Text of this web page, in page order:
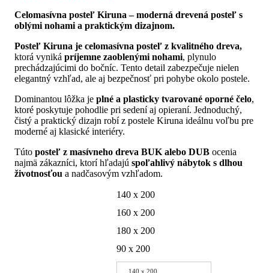
865.00€
through
136.00€
Celomasívna posteľ Kiruna – moderná drevená posteľ s
oblými nohami a praktickým dizajnom.
Posteľ Kiruna je celomasívna posteľ z kvalitného dreva,
ktorá vyniká príjemne zaoblenými nohami, plynulo
prechádzajúcimi do bočníc. Tento detail zabezpečuje nielen
elegantný vzhľad, ale aj bezpečnosť pri pohybe okolo postele.
Dominantou lôžka je plné a plasticky tvarované oporné čelo,
ktoré poskytuje pohodlie pri sedení aj opieraní. Jednoduchý,
čistý a praktický dizajn robí z postele Kiruna ideálnu voľbu pre
moderné aj klasické interiéry.
Túto posteľ z masívneho dreva BUK alebo DUB ocenia
najmä zákazníci, ktorí hľadajú spoľahlivý nábytok s dlhou
životnosťou a nadčasovým vzhľadom.
140 x 200
160 x 200
180 x 200
90 x 200
140 x 200